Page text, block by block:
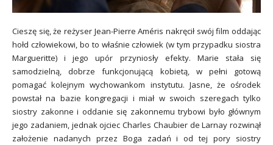
Cieszę się, że reżyser Jean-Pierre Améris nakręcił swój film oddając
hołd człowiekowi, bo to właśnie człowiek (w tym przypadku siostra
Margueritte) i jego upór przyniosły efekty. Marie stała się
samodzielną, dobrze funkcjonującą kobietą, w pełni gotową
pomagać kolejnym wychowankom instytutu. Jasne, że ośrodek
powstał na bazie kongregacji i miał w swoich szeregach tylko
siostry zakonne i oddanie się zakonnemu trybowi było głównym
jego zadaniem, jednak ojciec Charles Chaubier de Larnay rozwinął
założenie nadanych przez Boga zadań i od tej pory siostry